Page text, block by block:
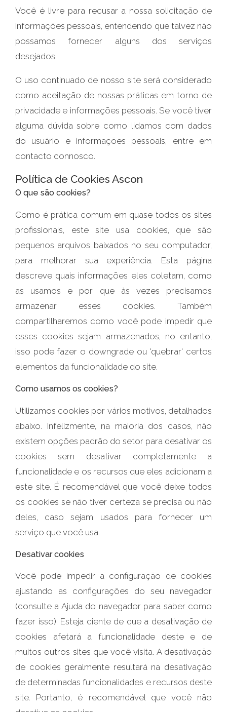
Você é livre para recusar a nossa solicitação de
informações pessoais, entendendo que talvez não
possamos fornecer alguns dos serviços
desejados.
O uso continuado de nosso site será considerado
como aceitação de nossas práticas em torno de
privacidade e informações pessoais. Se você tiver
alguma dúvida sobre como lidamos com dados
do usuário e informações pessoais, entre em
contacto connosco.
Política de Cookies Ascon
O que são cookies?
Como é prática comum em quase todos os sites
profissionais, este site usa cookies, que são
pequenos arquivos baixados no seu computador,
para melhorar sua experiência. Esta página
descreve quais informações eles coletam, como
as usamos e por que às vezes precisamos
armazenar esses cookies. Também
compartilharemos como você pode impedir que
esses cookies sejam armazenados, no entanto,
isso pode fazer o downgrade ou 'quebrar' certos
elementos da funcionalidade do site.
Como usamos os cookies?
Utilizamos cookies por vários motivos, detalhados
abaixo. Infelizmente, na maioria dos casos, não
existem opções padrão do setor para desativar os
cookies sem desativar completamente a
funcionalidade e os recursos que eles adicionam a
este site. É recomendável que você deixe todos
os cookies se não tiver certeza se precisa ou não
deles, caso sejam usados ​​para fornecer um
serviço que você usa.
Desativar cookies
Você pode impedir a configuração de cookies
ajustando as configurações do seu navegador
(consulte a Ajuda do navegador para saber como
fazer isso). Esteja ciente de que a desativação de
cookies afetará a funcionalidade deste e de
muitos outros sites que você visita. A desativação
de cookies geralmente resultará na desativação
de determinadas funcionalidades e recursos deste
site. Portanto, é recomendável que você não